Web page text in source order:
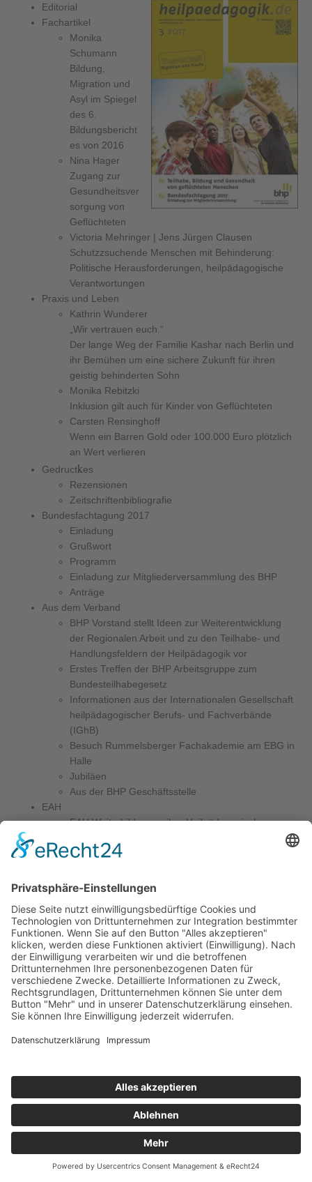
Editorial
Fachartikel
Monika
Schumann
Bildung,
Migration und
Asyl im Spiegel
des 6.
Bildungsbericht
es von 2016
Nina Hager
Zugang zur
Gesundheitsver
sorgung von
Geflüchteten
Victoria Mehringer | Jens Jürgen Clausen
Schutzzsuchende Menschen mit Behinderung:
Politische Herausforderungen, heilpädagogische
Verantwortungen
Praxis und Leben
Kathrin Wunderer
„Wir vertrauen euch.“
Der lange Weg der Familie Kashar nach Berlin und
ihr Bemühen um eine sichere Zukunft für ihren
geistig behinderten Sohn
Monika Rebitzki
Inklusion gilt auch für Kinder von Geflüchteten
Carsten Rensinghoff
Wenn ein Barren Gold oder 100.000 Euro plötzlich
an Wert verlieren
Gedructkes
Rezensionen
Zeitschriftenbibliografie
Bundesfachtagung 2017
Einladung
Grußwort
Programm
Einladung zur Mitgliederversammlung des BHP
Anträge
Aus dem Verband
BHP Vorstand stellt Ideen zur Weiterentwicklung
der Regionalen Arbeit und zu den Teilhabe- und
Handlungsfeldern der Heilpädagogik vor
Erstes Treffen der BHP Arbeitsgruppe zum
Bundesteilhabegesetz
Informationen aus der Internationalen Gesellschaft
heilpädagogischer Berufs- und Fachverbände
(IGhB)
Besuch Rummelsberger Fachakademie am EBG in
Halle
Jubiläen
Aus der BHP Geschäftsstelle
EAH
EAH Weiterbildungsreihe „Heilpädagogische
Ausblicke
BHP Agentur
Versicherungen/Gesundheitsschutz
BHP Verlag
Berliner Gespräch:
Gute Arbeit und faire Bildungschancen für
Werkstattbeschäftigte
Internationales Archiv
Aktuelle meldungen
Regionale Arbeit
Berufungen | Verabschiedungen
Hinweise | Vorankündigung | Cartoon
Impressum
1. April 2017
heilpaedagogogik.de | Ausgabe